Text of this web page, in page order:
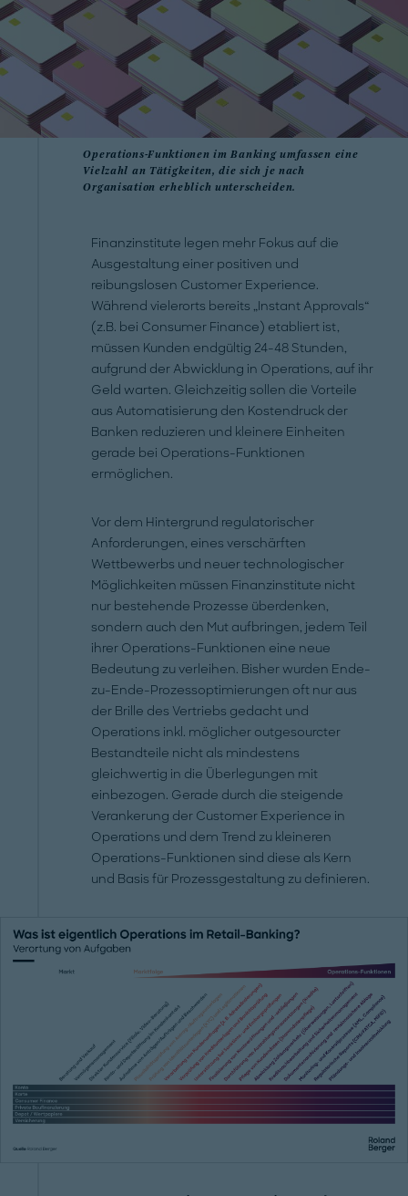
Operations-Funktionen im Banking umfassen eine
Vielzahl an Tätigkeiten, die sich je nach
Organisation erheblich unterscheiden.
Finanzinstitute legen mehr Fokus auf die
Ausgestaltung einer positiven und
reibungslosen Customer Experience.
Während vielerorts bereits „Instant Approvals“
(z.B. bei Consumer Finance) etabliert ist,
müssen Kunden endgültig 24-48 Stunden,
aufgrund der Abwicklung in Operations, auf ihr
Geld warten. Gleichzeitig sollen die Vorteile
aus Automatisierung den Kostendruck der
Banken reduzieren und kleinere Einheiten
gerade bei Operations-Funktionen
ermöglichen.
Vor dem Hintergrund regulatorischer
Anforderungen, eines verschärften
Wettbewerbs und neuer technologischer
Möglichkeiten müssen Finanzinstitute nicht
nur bestehende Prozesse überdenken,
sondern auch den Mut aufbringen, jedem Teil
ihrer Operations-Funktionen eine neue
Bedeutung zu verleihen. Bisher wurden Ende-
zu-Ende-Prozessoptimierungen oft nur aus
der Brille des Vertriebs gedacht und
Operations inkl. möglicher outgesourcter
Bestandteile nicht als mindestens
gleichwertig in die Überlegungen mit
einbezogen. Gerade durch die steigende
Verankerung der Customer Experience in
Operations und dem Trend zu kleineren
Operations-Funktionen sind diese als Kern
und Basis für Prozessgestaltung zu definieren.